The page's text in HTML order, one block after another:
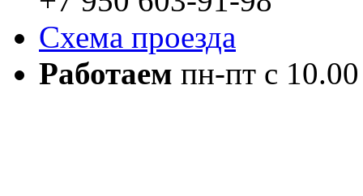
Схема проезда
Работаем пн-пт с